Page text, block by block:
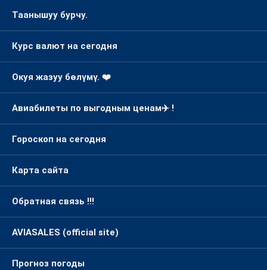
Таанышуу бурчу.
Курс валют на сегодня
Окуя жазуу бөлүмү. ❤️
Авиабилеты по выгодным ценам✈️ !
Гороскоп на сегодня
Карта сайта
Обратная связь !!!
AVIASALES (official site)
Прогноз погоды